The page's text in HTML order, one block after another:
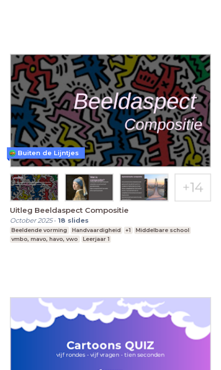
Uitleg Beeldaspect Compositie
October 2025- 18 slides
Beeldende vorming Handvaardigheid +1
Middelbare school
vmbo, mavo, havo, vwo
Leerjaar 1
Buiten de Lijntjes